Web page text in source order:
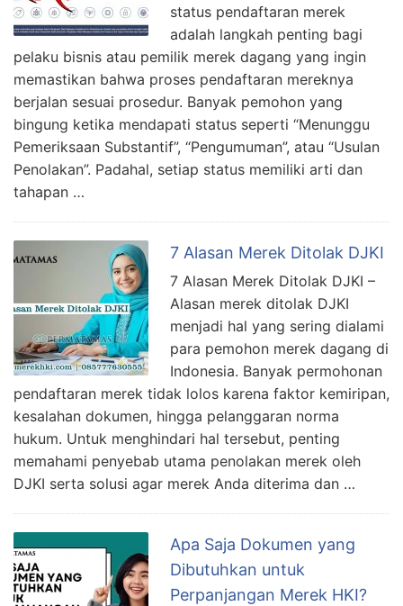
status pendaftaran merek
adalah langkah penting bagi
pelaku bisnis atau pemilik merek dagang yang ingin
memastikan bahwa proses pendaftaran mereknya
berjalan sesuai prosedur. Banyak pemohon yang
bingung ketika mendapati status seperti “Menunggu
Pemeriksaan Substantif”, “Pengumuman”, atau “Usulan
Penolakan”. Padahal, setiap status memiliki arti dan
tahapan …
7 Alasan Merek Ditolak DJKI
7 Alasan Merek Ditolak DJKI –
Alasan merek ditolak DJKI
menjadi hal yang sering dialami
para pemohon merek dagang di
Indonesia. Banyak permohonan
pendaftaran merek tidak lolos karena faktor kemiripan,
kesalahan dokumen, hingga pelanggaran norma
hukum. Untuk menghindari hal tersebut, penting
memahami penyebab utama penolakan merek oleh
DJKI serta solusi agar merek Anda diterima dan …
Apa Saja Dokumen yang
Dibutuhkan untuk
Perpanjangan Merek HKI?